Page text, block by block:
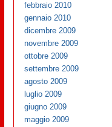
febbraio 2010
gennaio 2010
dicembre 2009
novembre 2009
ottobre 2009
settembre 2009
agosto 2009
luglio 2009
giugno 2009
maggio 2009